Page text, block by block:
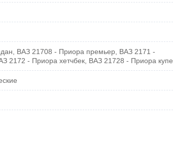
ВАЗ 21708 - Приора премьер, ВАЗ 2171 -
2172 - Приора хетчбек, ВАЗ 21728 - Приора купе